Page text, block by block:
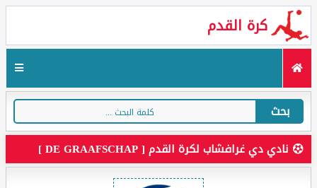
كرة القدم
بحث
نادي دي غرافشاب لكرة القدم [ DE GRAAFSCHAP ]